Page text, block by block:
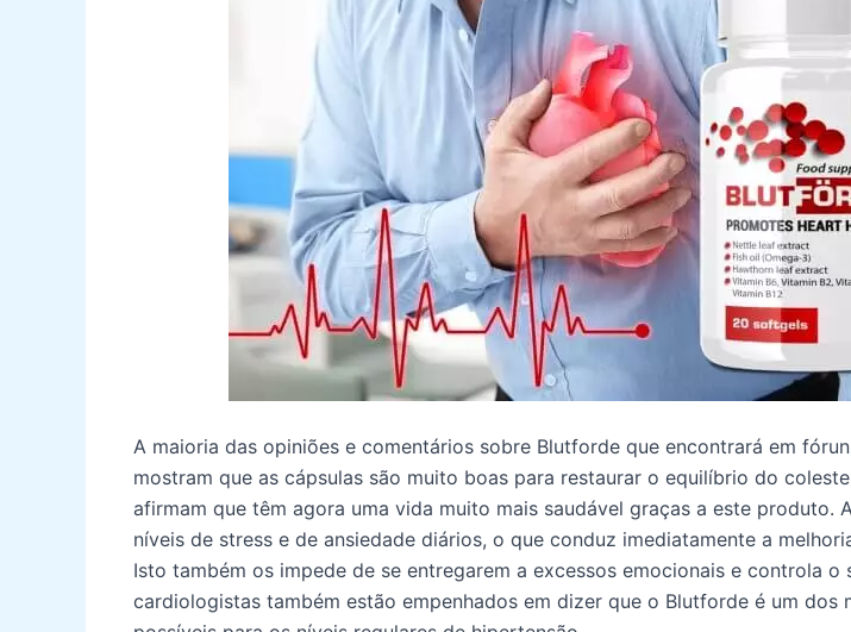
A maioria das opiniões e comentários sobre Blutforde que encontrará em
mostram que as cápsulas são muito boas para restaurar o equilíbrio do
afirmam que têm agora uma vida muito mais saudável graças a este produto.
níveis de stress e de ansiedade diários, o que conduz imediatamente a
Isto também os impede de se entregarem a excessos emocionais e controla o
cardiologistas também estão empenhados em dizer que o Blutforde é um dos